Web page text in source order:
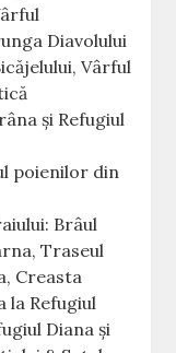
Diavolului
Vârful
și Refugiul
poienilor din
Brâul
Traseul
Creasta
la Refugiul
Diana și